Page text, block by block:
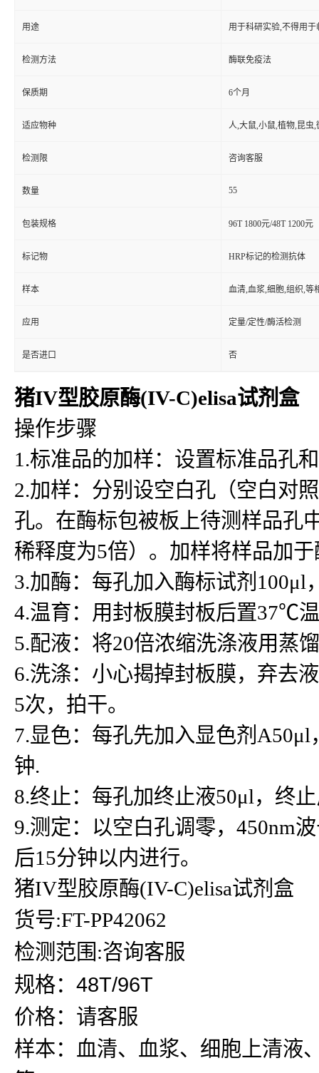
用途 用于科研实验,不得用于
检测方法 酶联免疫法
保质期 6个月
适应物种 人,大鼠,小鼠,植物,昆虫,
检测限 咨询客服
数量 55
包装规格 96T 1800元/48T 1200元
标记物 HRP标记的检测抗体
样本 血清,血浆,细胞,组织,等
应用 定量/定性/酶活检测
是否进口 否
猪IV型胶原酶(IV-C)elisa试剂盒
操作步骤
1.标准品的加样：设置标准品孔
2.加样：分别设空白孔（空白对
孔。在酶标包被板上待测样品孔
稀释度为5倍）。加样将样品加
3.加酶：每孔加入酶标试剂100μl
4.温育：用封板膜封板后置37℃
5.配液：将20倍浓缩洗涤液用蒸
6.洗涤：小心揭掉封板膜，弃去
5次，拍干。
7.显色：每孔先加入显色剂
钟.
8.终止：每孔加终止液50μl，终
9.测定：以空白孔调零，450nm
后15分钟以内进行。
猪IV型胶原酶(IV-C)elisa试剂盒
货号:FT-PP42062
检测范围:咨询客服
规格：48T/96T
价格：请客服
样本：血清、血浆、细胞上清液